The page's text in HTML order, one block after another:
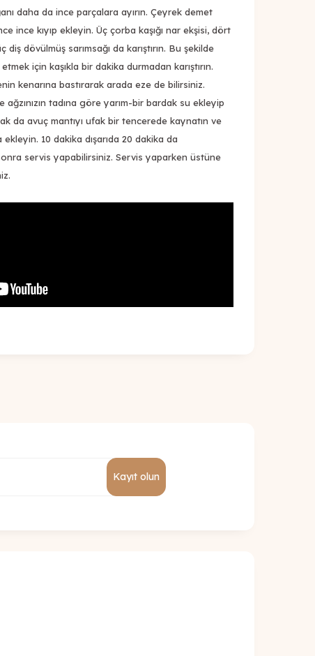
daha da ince parçalara ayırın. Çeyrek demet
ince kıyıp ekleyin. Üç çorba kaşığı nar ekşisi, dört
diş dövülmüş sarımsağı da karıştırın. Bu şekilde
için kaşıkla bir dakika durmadan karıştırın.
kenarına bastırarak arada eze de bilirsiniz.
tadına göre yarım-bir bardak su ekleyip
da avuç mantıyı ufak bir tencerede kaynatın ve
10 dakika dışarıda 20 dakika da
servis yapabilirsiniz. Servis yaparken üstüne
Kayıt olun